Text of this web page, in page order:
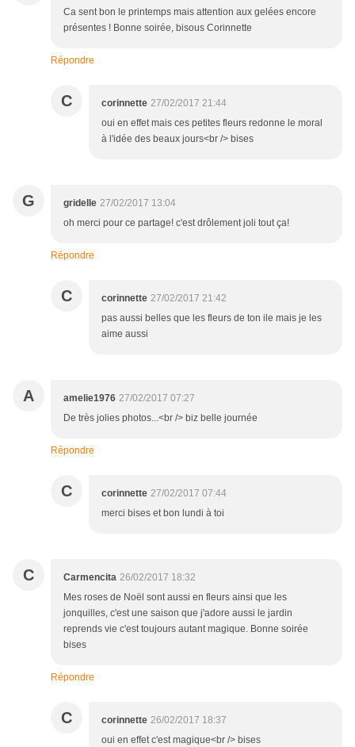
Ca sent bon le printemps mais attention aux gelées encore
présentes ! Bonne soirée, bisous Corinnette
Répondre
C corinnette 27/02/2017 21:44
oui en effet mais ces petites fleurs redonne le moral
à l'idée des beaux jours<br /> bises
G gridelle 27/02/2017 13:04
oh merci pour ce partage! c'est drôlement joli tout ça!
Répondre
C corinnette 27/02/2017 21:42
pas aussi belles que les fleurs de ton ile mais je les
aime aussi
A amelie1976 27/02/2017 07:27
De très jolies photos...<br /> biz belle journée
Répondre
C corinnette 27/02/2017 07:44
merci bises et bon lundi à toi
C Carmencita 26/02/2017 18:32
Mes roses de Noël sont aussi en fleurs ainsi que les
jonquilles, c'est une saison que j'adore aussi le jardin
reprends vie c'est toujours autant magique. Bonne soirée
bises
Répondre
C corinnette 26/02/2017 18:37
oui en effet c'est magique<br /> bises